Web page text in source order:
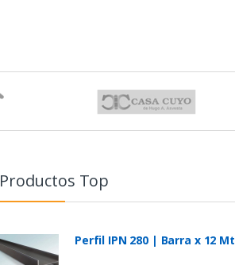
Productos Top
Perfil IPN 280 | Barra x 12 Mt